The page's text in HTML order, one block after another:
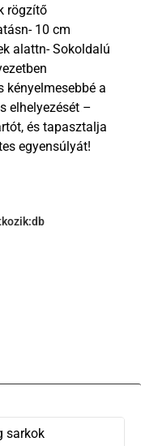
rögzítő
10 cm
alattn- Sokoldalú
kényelmesebbé a
elhelyezését –
és tapasztalja
egyensúlyát!
db
sarkok